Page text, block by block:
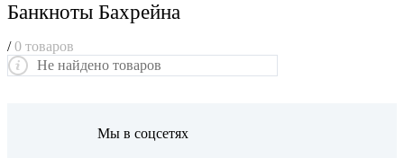
Банкноты Бахрейна
/ 0 товаров
Не найдено товаров
Мы в соцсетях